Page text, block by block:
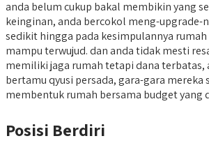
anda belum cukup bakal membikin yang
keinginan, anda bercokol meng-upgrade-
sedikit hingga pada kesimpulannya
mampu terwujud. dan anda tidak mesti
memiliki jaga rumah tetapi dana terbatas,
bertamu qyusi persada, gara-gara mereka
membentuk rumah bersama budget yang
Posisi Berdiri